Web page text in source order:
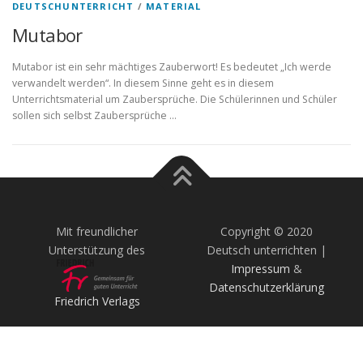
DEUTSCHUNTERRICHT / MATERIAL
Mutabor
Mutabor ist ein sehr mächtiges Zauberwort! Es bedeutet „Ich werde
verwandelt werden“. In diesem Sinne geht es in diesem
Unterrichtsmaterial um Zaubersprüche. Die Schülerinnen und Schüler
sollen sich selbst Zaubersprüche …
Mit freundlicher
Unterstützung des
Friedrich Verlags
Copyright © 2020
Deutsch unterrichten |
Impressum &
Datenschutzerklärung